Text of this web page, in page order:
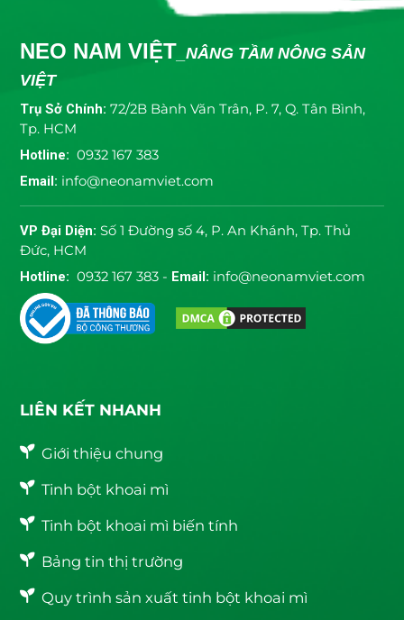
NEO NAM VIỆT _NÂNG TẦM NÔNG SẢN
VIỆT
Trụ Sở Chính: 72/2B Bành Văn Trân, P. 7, Q. Tân Bình,
Tp. HCM
Hotline: 0932 167 383
Email: info@neonamviet.com
VP Đại Diện: Số 1 Đường số 4, P. An Khánh, Tp. Thủ
Đức, HCM
Hotline: 0932 167 383 - Email: info@neonamviet.com
LIÊN KẾT NHANH
Giới thiệu chung
Tinh bột khoai mì
Tinh bột khoai mì biến tính
Bảng tin thị trường
Quy trình sản xuất tinh bột khoai mì